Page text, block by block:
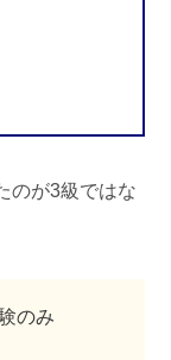
のが3級ではな
のみ